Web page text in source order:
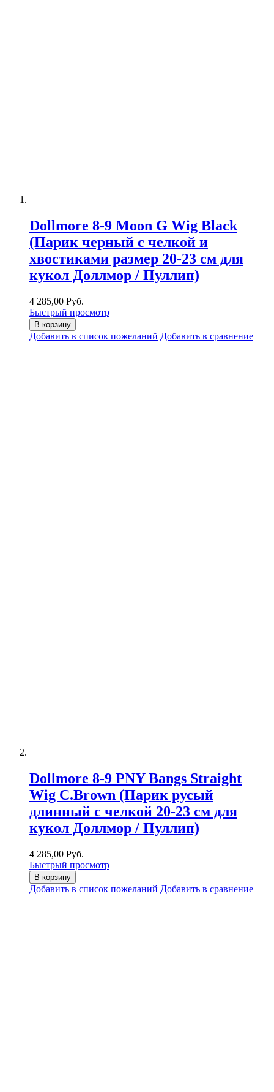
Dollmore 8-9 Moon G Wig Black
(Парик черный с челкой и
хвостиками размер 20-23 см для
кукол Доллмор / Пуллип)
4 285,00 Руб.
Быстрый просмотр
В корзину
Добавить в список пожеланий Добавить в сравнение
Dollmore 8-9 PNY Bangs Straight
Wig C.Brown (Парик русый
длинный с челкой 20-23 см для
кукол Доллмор / Пуллип)
4 285,00 Руб.
Быстрый просмотр
В корзину
Добавить в список пожеланий Добавить в сравнение